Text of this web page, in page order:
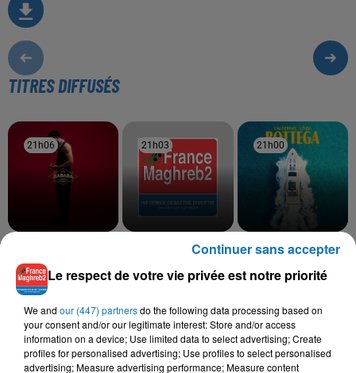
TITRES DIFFUSÉS
21h06
21h06
Princessa
21h03
21h03 21h00
21h00
LALGERINO, LYNDA
L'HOROSCOPE
Le respect de votre vie privée est notre priorité
We and our (447) partnersdo the following data processing based on
your consent and/or our legitimate interest: Store and/or access
information on a device; Use limited data to select advertising; Create
profiles for personalised advertising; Use profiles to select personalised
advertising; Measure advertising performance; Measure content
Continuer sans accepter